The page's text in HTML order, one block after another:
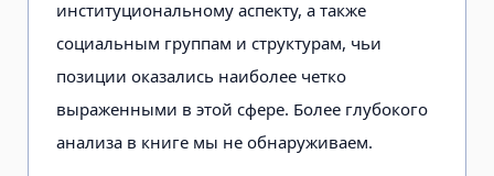
институциональному аспекту, а также
социальным группам и структурам, чьи
позиции оказались наиболее четко
выраженными в этой сфере. Более глубокого
анализа в книге мы не обнаруживаем.